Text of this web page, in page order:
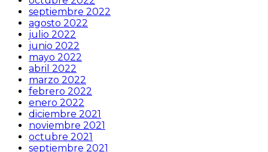
septiembre 2022
agosto 2022
julio 2022
junio 2022
mayo 2022
abril 2022
marzo 2022
febrero 2022
enero 2022
diciembre 2021
noviembre 2021
octubre 2021
septiembre 2021